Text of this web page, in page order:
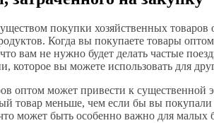
покупки хозяйственных товаров
Когда вы покупаете товары
что вам не нужно будет делать частые
которое вы можете использовать для
оптом может привести к существенной
товар меньше, чем если бы вы
может быть особенно важно для малых